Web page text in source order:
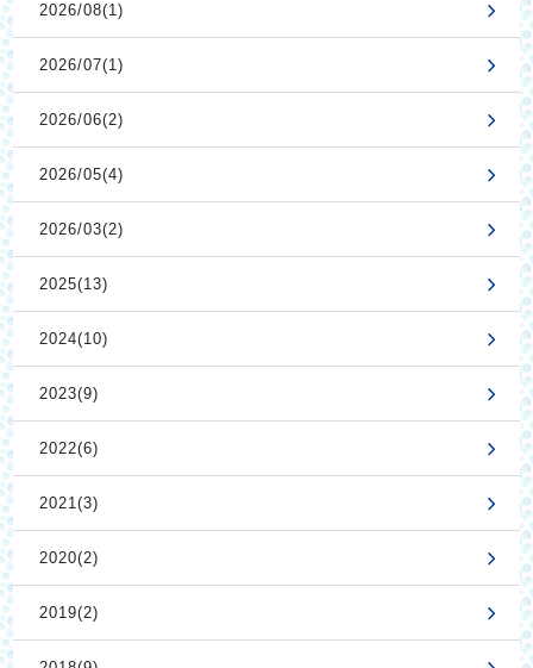
2026/08(1)
2026/07(1)
2026/06(2)
2026/05(4)
2026/03(2)
2025(13)
2024(10)
2023(9)
2022(6)
2021(3)
2020(2)
2019(2)